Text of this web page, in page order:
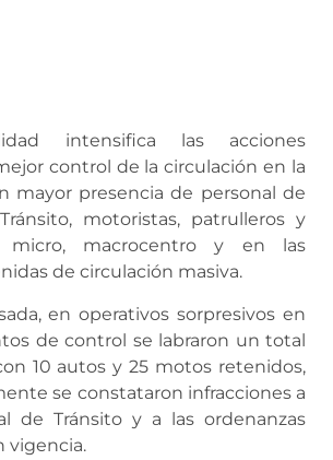
intensifica las acciones
control de la circulación en la
mayor presencia de personal de
motoristas, patrulleros y
macrocentro y en las
de circulación masiva.
en operativos sorpresivos en
de control se labraron un total
10 autos y 25 motos retenidos,
se constataron infracciones a
de Tránsito y a las ordenanzas
vigencia.